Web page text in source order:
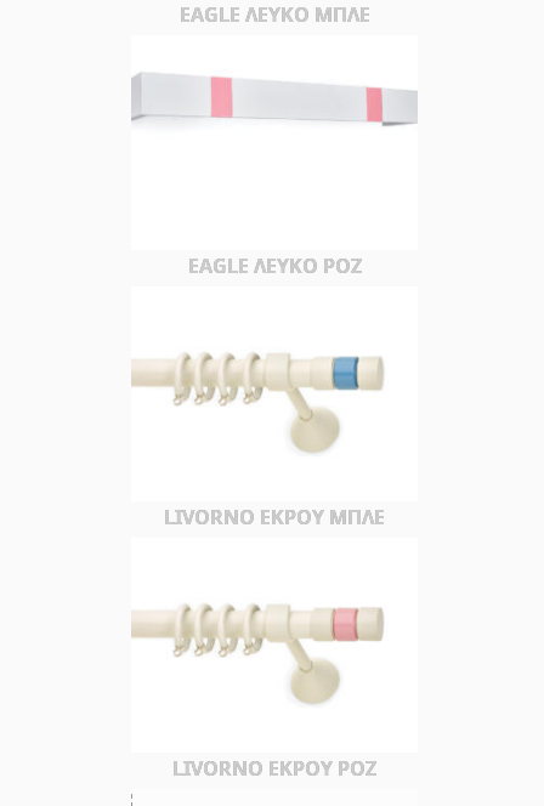
EAGLE ΛΕΥΚΟ ΜΠΛΕ
EAGLE ΛΕΥΚΟ ΡΟΖ
LIVORNO ΕΚΡΟΥ ΜΠΛΕ
LIVORNO ΕΚΡΟΥ ΡΟΖ